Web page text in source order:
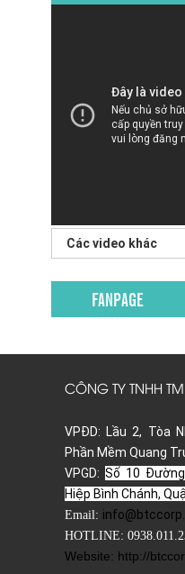
FANPAGE
CÔNG TY TNHH
VPĐD: Lầu 2, Tòa
Phần Mềm Quang
VPGD: Số 10
Hiệp Bình Chánh,
Email:
HOTLINE:
Website: http://